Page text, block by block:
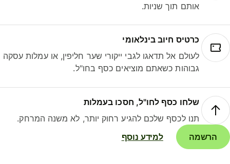
אותם תוך שניות.
כרטיס חיוב בינלאומי
לעולם אל תדאגו לגבי ייקורי שער חליפין, או עמלות עסקה
גבוהות כשאתם מוציאים כסף בחו"ל.
שלחו כסף לחו"ל, חסכו בעמלות
תנו לכסף שלכם להגיע רחוק יותר, לא משנה המרחק.
הרשמה
למידע נוסף